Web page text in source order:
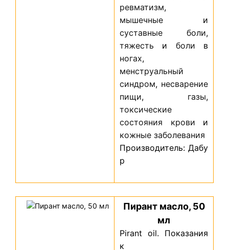
ревматизм,
мышечные и
суставные
боли,
тяжесть и боли в
ногах,
менструальный
синдром, несварение
пищи, газы,
токсические
состояния
крови и
кожные заболевания
Производитель: Дабу
р
Пирант масло, 50
мл
Pirant oil. Показания
к